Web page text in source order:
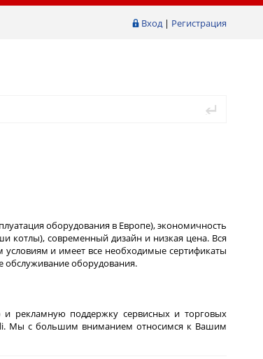
Вход| Регистрация
оборудования в Европе), экономичность
современный дизайн и низкая цена. Вся
условиям и имеет все необходимые сертификаты
обслуживание оборудования.
и рекламную поддержку сервисных и торговых
Мы с большим вниманием относимся к Вашим